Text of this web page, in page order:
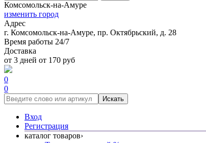
Комсомольск-на-Амуре
изменить город
Адрес
г. Комсомольск-на-Амуре, пр. Октябрьский, д. 28
Время работы 24/7
Доставка
от 3 дней от 170 руб
0
0
Искать
Вход
Регистрация
каталог товаров›